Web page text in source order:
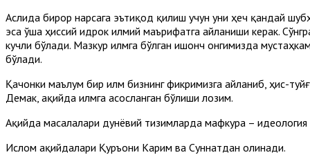
Аслида бирор нарсага эътиқод қилиш учун уни ҳеч қандай
эса ўша ҳиссий идрок илмий маърифатга айланиши керак.
кучли бўлади. Мазкур илмга бўлган ишонч онгимизда
бўлади.
Қачонки маълум бир илм бизнинг фикримизга айланиб, ҳис-
Демак, ақийда илмга асосланган бўлиши лозим.
Ақийда масалалари дунёвий тизимларда мафкура –
Ислом ақийдалари Қуръони Карим ва Суннатдан олинади.